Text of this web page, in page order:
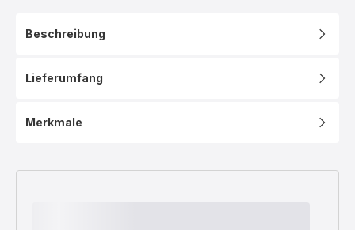
Beschreibung
Lieferumfang
Merkmale